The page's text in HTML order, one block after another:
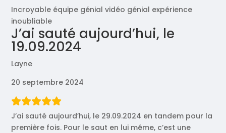
Incroyable équipe génial vidéo génial expérience
inoubliable
J’ai sauté aujourd’hui, le
19.09.2024
Layne
20 septembre 2024
J’ai sauté aujourd’hui, le 29.09.2024 en tandem pour la
première fois. Pour le saut en lui même, c’est une